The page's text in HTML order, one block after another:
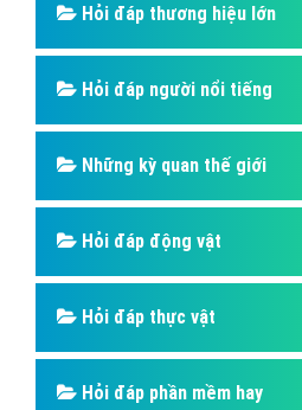
Hỏi đáp thương hiệu lớn
Hỏi đáp người nổi tiếng
Những kỳ quan thế giới
Hỏi đáp động vật
Hỏi đáp thực vật
Hỏi đáp phần mềm hay